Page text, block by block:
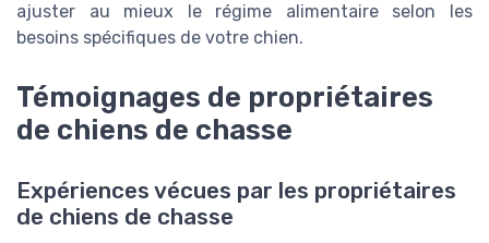
ajuster au mieux le régime alimentaire selon les
besoins spécifiques de votre chien.
Témoignages de propriétaires
de chiens de chasse
Expériences vécues par les propriétaires
de chiens de chasse